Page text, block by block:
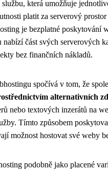
která umožňuje
platit za serverový
je bezplatné poskytování
nabízí část svých serverových
bez finančních nákladů.
spočívá v tom, že
alternativních
nebo textových inzerátů na
Tímto způsobem
možnost hostovat své weby
podobně jako placené